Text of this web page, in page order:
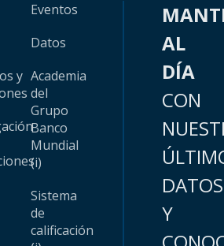
y
Eventos
Datos
Academia
del
Grupo
Banco
Mundial
(i)
Sistema
de
calificación
AL
DÍA
CON
DATOS
Y